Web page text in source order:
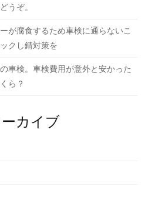
うぞ。
が腐食するため車検に通らないこ
クし錆対策を
車検。車検費用が意外と安かった
ら？
カイブ